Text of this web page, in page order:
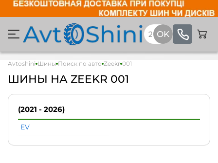
Avtoshini Шины Поиск по авто Zeekr 001
ШИНЫ НА ZEEKR 001
(2021 - 2026)
EV